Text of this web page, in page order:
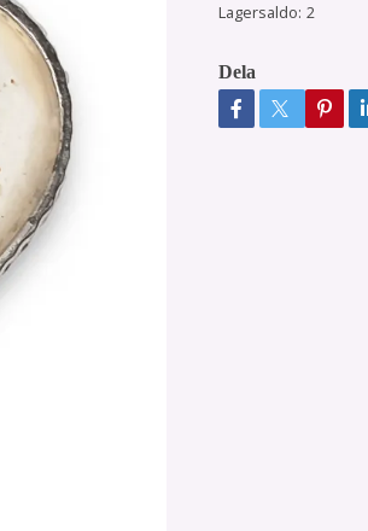
Lagersaldo: 2
Dela